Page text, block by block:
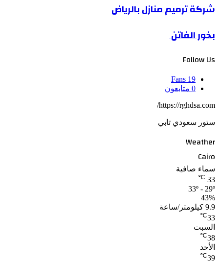
شركة ترميم منازل بالرياض
بخور الفاتن
Follow Us
19
Fans
0 متابعون
https://rghdsa.com/
ستور سعودي تابي
Weather
Cairo
سماء صافية
33
℃
33º - 29º
43%
9.9 كيلومتر/ساعة
33
℃
السبت
38
℃
الأحد
39
℃